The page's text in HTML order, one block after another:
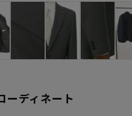
ーディネート